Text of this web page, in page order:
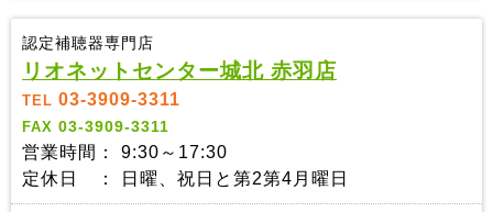
認定補聴器専門店
リオネットセンター城北 赤羽店
TEL 03-3909-3311
FAX 03-3909-3311
営業時間： 9:30～17:30
定休日 ： 日曜、祝日と第2第4月曜日